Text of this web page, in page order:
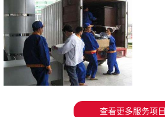
兰州长途搬家搬厂服
务
查看更多服务项目